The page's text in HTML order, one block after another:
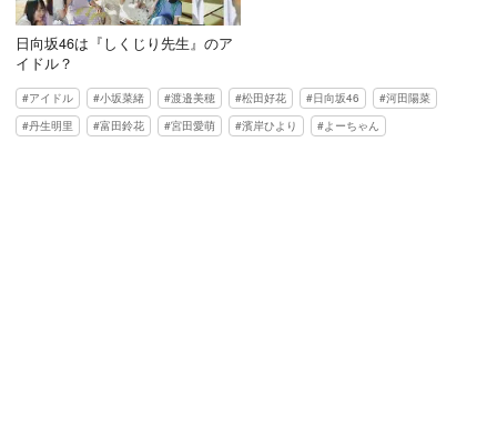
日向坂46は『しくじり先生』のア
イドル？
アイドル 小坂菜緒 渡邉美穂 松田好花 日向坂46
河田陽菜
丹生明里
富田鈴花 宮田愛萌 濱岸ひより よーちゃん